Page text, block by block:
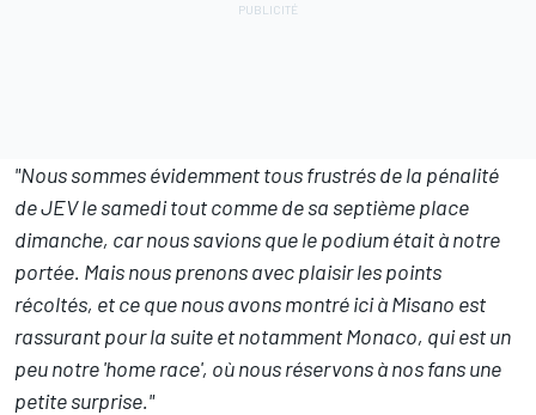
"Nous sommes évidemment tous frustrés de la pénalité
de JEV le samedi tout comme de sa septième place
dimanche, car nous savions que le podium était à notre
portée. Mais nous prenons avec plaisir les points
récoltés, et ce que nous avons montré ici à Misano est
rassurant pour la suite et notamment Monaco, qui est un
peu notre 'home race', où nous réservons à nos fans une
petite surprise."